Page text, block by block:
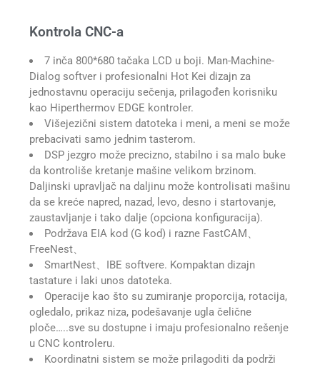
Kontrola CNC-a
7 inča 800*680 tačaka LCD u boji. Man-Machine-
Dialog softver i profesionalni Hot Kei dizajn za
jednostavnu operaciju sečenja, prilagođen korisniku
kao Hiperthermov EDGE kontroler.
Višejezični sistem datoteka i meni, a meni se može
prebacivati samo jednim tasterom.
DSP jezgro može precizno, stabilno i sa malo buke
da kontroliše kretanje mašine velikom brzinom.
Daljinski upravljač na daljinu može kontrolisati mašinu
da se kreće napred, nazad, levo, desno i startovanje,
zaustavljanje i tako dalje (opciona konfiguracija).
Podržava EIA kod (G kod) i razne FastCAM、
FreeNest、
SmartNest、IBE softvere. Kompaktan dizajn
tastature i laki unos datoteka.
Operacije kao što su zumiranje proporcija, rotacija,
ogledalo, prikaz niza, podešavanje ugla čelične
ploče…..sve su dostupne i imaju profesionalno rešenje
u CNC kontroleru.
Koordinatni sistem se može prilagoditi da podrži